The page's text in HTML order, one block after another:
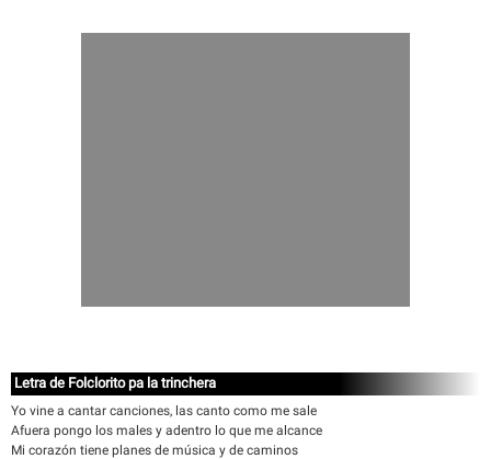
Letra de Folclorito pa la trinchera
Yo vine a cantar canciones, las canto como me sale
Afuera pongo los males y adentro lo que me alcance
Mi corazón tiene planes de música y de caminos